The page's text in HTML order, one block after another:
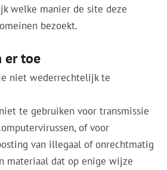
welke manier de site deze
bezoekt.
er toe
niet wederrechtelijk te
te gebruiken voor transmissie
of voor
van illegaal of onrechtmatig
materiaal dat op enige wijze